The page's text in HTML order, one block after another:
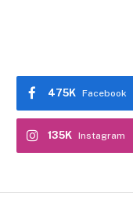
Facebook
475K
Instagram
135K